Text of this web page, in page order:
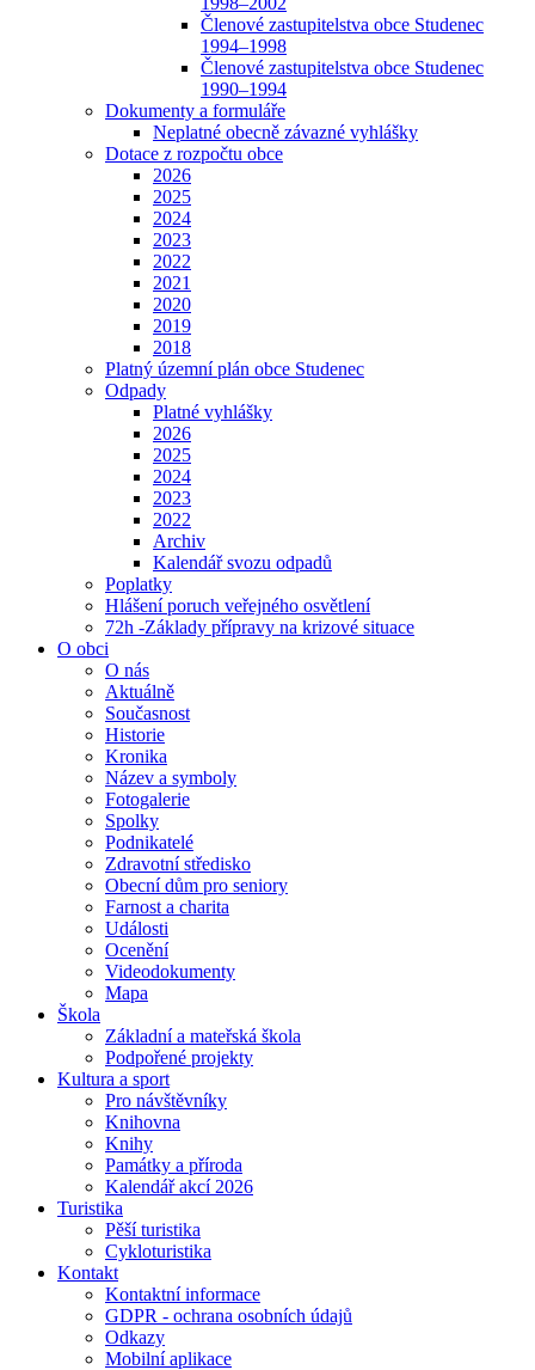
Členové zastupitelstva obce Studenec
1994–1998
Členové zastupitelstva obce Studenec
1990–1994
Dokumenty a formuláře
Neplatné obecně závazné vyhlášky
Dotace z rozpočtu obce
2026
2025
2024
2023
2022
2021
2020
2019
2018
Platný územní plán obce Studenec
Odpady
Platné vyhlášky
2026
2025
2024
2023
2022
Archiv
Kalendář svozu odpadů
Poplatky
Hlášení poruch veřejného osvětlení
72h -Základy přípravy na krizové situace
O obci
O nás
Aktuálně
Současnost
Historie
Kronika
Název a symboly
Fotogalerie
Spolky
Podnikatelé
Zdravotní středisko
Obecní dům pro seniory
Farnost a charita
Události
Ocenění
Videodokumenty
Mapa
Škola
Základní a mateřská škola
Podpořené projekty
Kultura a sport
Pro návštěvníky
Knihovna
Knihy
Památky a příroda
Kalendář akcí 2026
Turistika
Pěší turistika
Cykloturistika
Kontakt
Kontaktní informace
GDPR - ochrana osobních údajů
Odkazy
Mobilní aplikace